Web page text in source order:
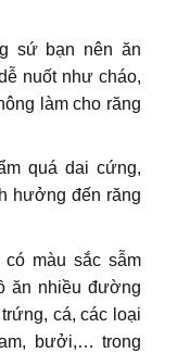
sứ bạn nên ăn
nuốt như cháo,
làm cho răng
quá dai cứng,
hưởng đến răng
màu sắc sẫm
ăn nhiều đường
cá, các loại
bưởi,… trong